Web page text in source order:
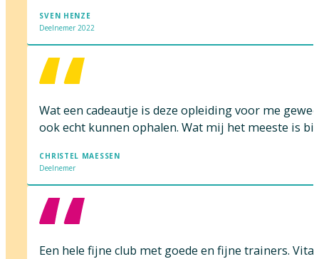
SVEN HENZE
Deelnemer 2022
Wat een cadeautje is deze opleiding voor me
ook echt kunnen ophalen. Wat mij het meeste is
CHRISTEL MAESSEN
Deelnemer
Een hele fijne club met goede en fijne trainers.